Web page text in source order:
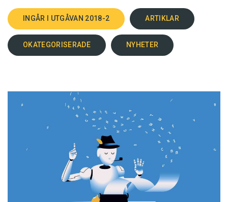
INGÅR I UTGÅVAN 2018-2 ARTIKLAR
OKATEGORISERADE NYHETER